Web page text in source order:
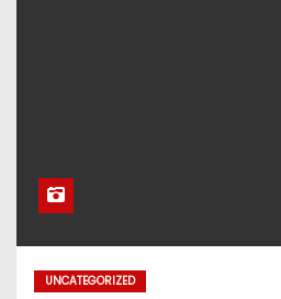
UNCATEGORIZED